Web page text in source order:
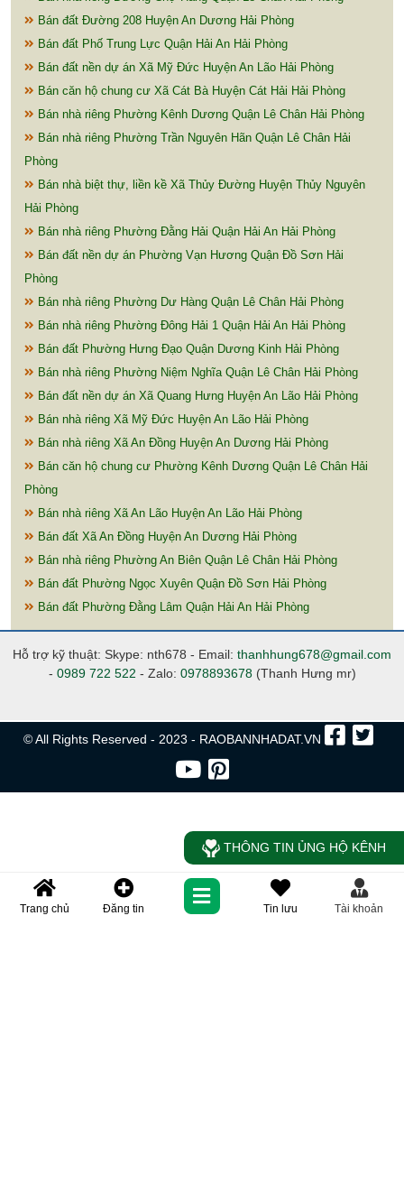
Bán đất Đường 208 Huyện An Dương Hải Phòng
Bán đất Phố Trung Lực Quận Hải An Hải Phòng
Bán đất nền dự án Xã Mỹ Đức Huyện An Lão Hải Phòng
Bán căn hộ chung cư Xã Cát Bà Huyện Cát Hải Hải Phòng
Bán nhà riêng Phường Kênh Dương Quận Lê Chân Hải Phòng
Bán nhà riêng Phường Trần Nguyên Hãn Quận Lê Chân Hải
Phòng
Bán nhà biệt thự, liền kề Xã Thủy Đường Huyện Thủy Nguyên
Hải Phòng
Bán nhà riêng Phường Đằng Hải Quận Hải An Hải Phòng
Bán đất nền dự án Phường Vạn Hương Quận Đồ Sơn Hải
Phòng
Bán nhà riêng Phường Dư Hàng Quận Lê Chân Hải Phòng
Bán nhà riêng Phường Đông Hải 1 Quận Hải An Hải Phòng
Bán đất Phường Hưng Đạo Quận Dương Kinh Hải Phòng
Bán nhà riêng Phường Niệm Nghĩa Quận Lê Chân Hải Phòng
Bán đất nền dự án Xã Quang Hưng Huyện An Lão Hải Phòng
Bán nhà riêng Xã Mỹ Đức Huyện An Lão Hải Phòng
Bán nhà riêng Xã An Đồng Huyện An Dương Hải Phòng
Bán căn hộ chung cư Phường Kênh Dương Quận Lê Chân Hải
Phòng
Bán nhà riêng Xã An Lão Huyện An Lão Hải Phòng
Bán đất Xã An Đồng Huyện An Dương Hải Phòng
Bán nhà riêng Phường An Biên Quận Lê Chân Hải Phòng
Bán đất Phường Ngọc Xuyên Quận Đồ Sơn Hải Phòng
Bán đất Phường Đằng Lâm Quận Hải An Hải Phòng
Hỗ trợ kỹ thuật: Skype: nth678 - Email: thanhhung678@gmail.com
- 0989 722 522 - Zalo: 0978893678(Thanh Hưng mr)
© All Rights Reserved - 2023 - RAOBANNHADAT.VN
Trang chủ Đăng tin Tin lưu Tài khoản
THÔNG TIN ỦNG HỘ KÊNH